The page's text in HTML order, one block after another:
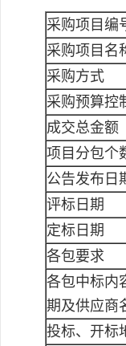
采购项目编
采购项目名
采购方式
采购预算控
成交总金额
项目分包个
公告发布日
评标日期
定标日期
各包要求
各包中标内
期及供应商
投标、开标